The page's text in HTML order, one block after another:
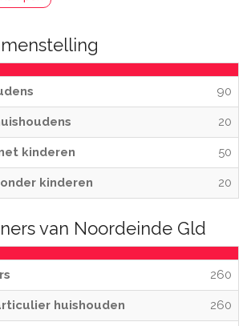
90
20
kinderen 50
kinderen 20
van Noordeinde Gld
260
huishouden 260